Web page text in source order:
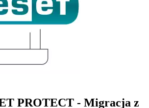
PROTECT - Migracja z